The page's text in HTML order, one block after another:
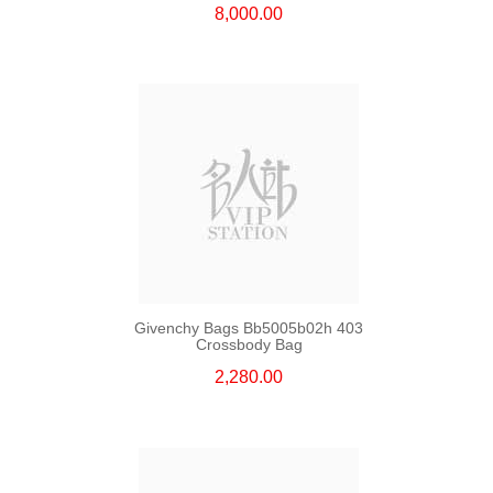
8,000.00
Givenchy Bags Bb5005b02h 403
Crossbody Bag
2,280.00